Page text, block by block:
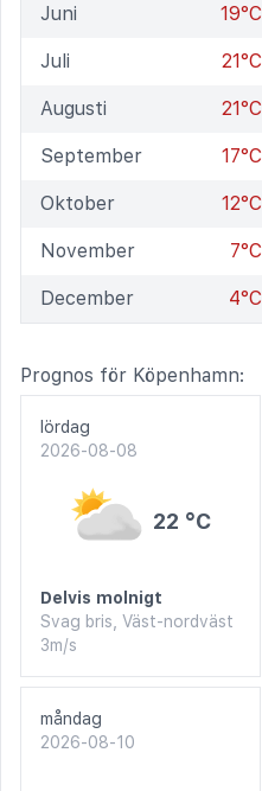
Juni 19°C
Juli 21°C
Augusti 21°C
September 17°C
Oktober 12°C
November 7°C
December 4°C
Prognos för Köpenhamn:
lördag
2026-08-08
22 °C
Delvis molnigt
Svag bris, Väst-nordväst
3m/s
måndag
2026-08-10